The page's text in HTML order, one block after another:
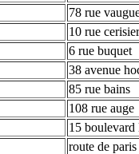
78 rue
10 rue
6 rue buquet
38 avenue
85 rue bains
108 rue auge
15 boulevard
route de paris